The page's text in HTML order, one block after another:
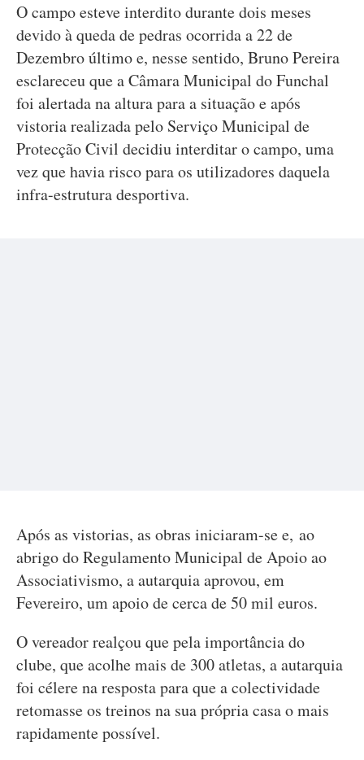
O campo esteve interdito durante dois meses
devido à queda de pedras ocorrida a 22 de
Dezembro último e, nesse sentido, Bruno Pereira
esclareceu que a Câmara Municipal do Funchal
foi alertada na altura para a situação e após
vistoria realizada pelo Serviço Municipal de
Protecção Civil decidiu interditar o campo, uma
vez que havia risco para os utilizadores daquela
infra-estrutura desportiva.
Após as vistorias, as obras iniciaram-se e, ao
abrigo do Regulamento Municipal de Apoio ao
Associativismo, a autarquia aprovou, em
Fevereiro, um apoio de cerca de 50 mil euros.
O vereador realçou que pela importância do
clube, que acolhe mais de 300 atletas, a autarquia
foi célere na resposta para que a colectividade
retomasse os treinos na sua própria casa o mais
rapidamente possível.